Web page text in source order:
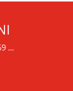
...